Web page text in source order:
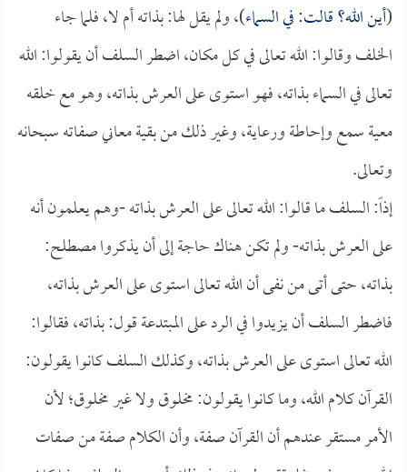
(أين الله؟ قالت: في السماء)، ولم يقل لها: بذاته أم لا، فلما جاء
الخلف وقالوا: الله تعالى في كل مكان، اضطر السلف أن يقولوا: الله
تعالى في السماء بذاته، فهو استوى على العرش بذاته، وهو مع خلقه
معية سمع وإحاطة ورعاية، وغير ذلك من بقية معاني صفاته سبحانه
وتعالى.
إذاً: السلف ما قالوا: الله تعالى على العرش بذاته -وهم يعلمون أنه
على العرش بذاته- ولم تكن هناك حاجة إلى أن يذكروا مصطلح:
بذاته، حتى أتى من نفى أن الله تعالى استوى على العرش بذاته،
فاضطر السلف أن يزيدوا في الرد على المبتدعة قول: بذاته، فقالوا:
الله تعالى استوى على العرش بذاته، وكذلك السلف كانوا يقولون:
القرآن كلام الله، وما كانوا يقولون: مخلوق ولا غير مخلوق؛ لأن
الأمر مستقر عندهم أن القرآن صفة، وأن الكلام صفة من صفات